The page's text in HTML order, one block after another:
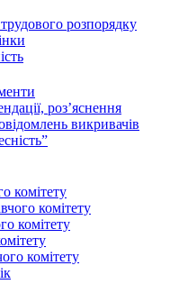
розпорядку
роз’яснення
викривачів
комітету
комітету
комітету
комітету